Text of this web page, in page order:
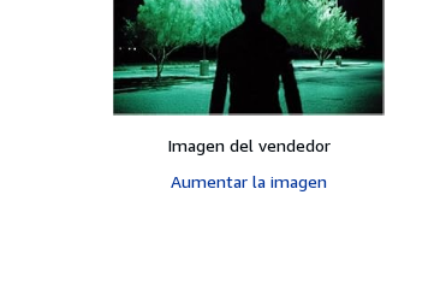
Imagen del vendedor
Aumentar la imagen